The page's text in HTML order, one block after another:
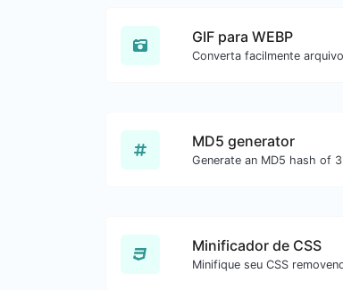
GIF para WEBP
MD5 generator
Minificador de CSS